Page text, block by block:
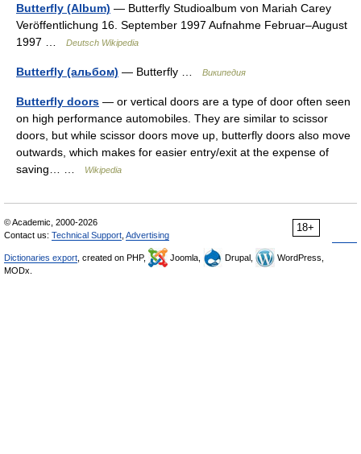
Butterfly (Album) — Butterfly Studioalbum von Mariah Carey
Veröffentlichung 16. September 1997 Aufnahme Februar–August
1997 …
Deutsch Wikipedia
Butterfly (альбом) — Butterfly … Википедия
Butterfly doors — or vertical doors are a type of door often seen
on high performance automobiles. They are similar to scissor
doors, but while scissor doors move up, butterfly doors also move
outwards, which makes for easier entry/exit at the expense of
saving… …
Wikipedia
18+
© Academic, 2000-2026
Contact us: Technical Support Advertising
Dictionaries export , created on PHP, Joomla, Drupal,
WordPress,
MODx.